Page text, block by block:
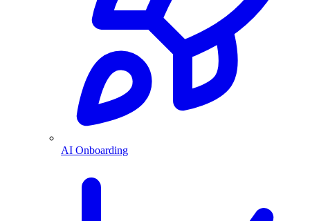
AI Onboarding